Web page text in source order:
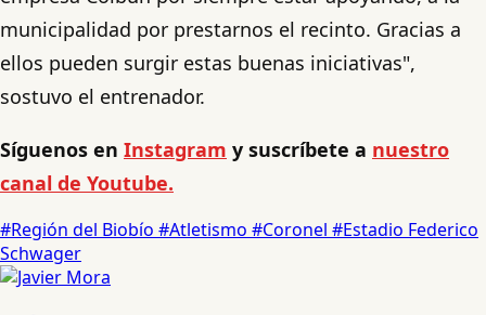
municipalidad por prestarnos el recinto. Gracias a
ellos pueden surgir estas buenas iniciativas",
sostuvo el entrenador.
Síguenos en Instagram y suscríbete a nuestro
canal de Youtube.
#Región del Biobío #Atletismo #Coronel #Estadio Federico
Schwager